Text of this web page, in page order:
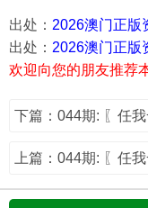
出处： 2026澳门正版
出处： 2026澳门正版
欢迎向您的朋友推荐
下篇：044期: 〖任
上篇：044期: 〖任